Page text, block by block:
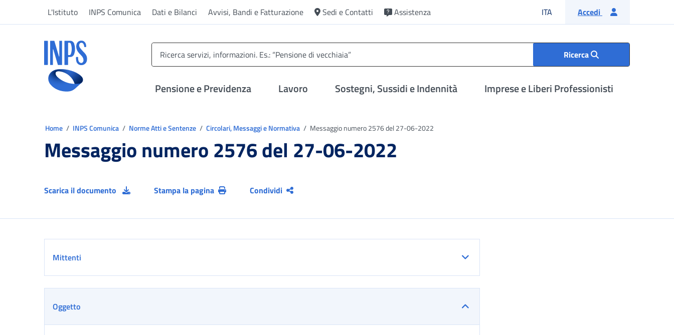
L'Istituto INPS Comunica Dati e Bilanci Avvisi, Bandi e Fatturazione Sedi e Contatti Assistenza ITA Lingua italiana
Accedi
Ricerca
Pensione e Previdenza Lavoro Sostegni, Sussidi e Indennità Imprese e Liberi Professionisti
Home INPS Comunica Norme Atti e Sentenze Circolari, Messaggi e Normativa Messaggio numero 2576 del 27-06-2022
Messaggio numero 2576 del 27-06-2022
Scarica il documento Stampa la pagina Condividi
Mittenti
Oggetto